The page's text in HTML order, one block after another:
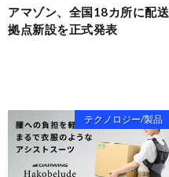
アマゾン、全国18カ所に配送
拠点新設を正式発表
テクノロジー/製品